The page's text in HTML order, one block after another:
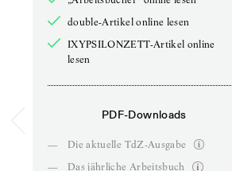
double-Artikel online lesen
IXYPSILONZETT-Artikel online
lesen
PDF-Downloads
—
Die aktuelle TdZ-Ausgabe
—
Das jährliche Arbeitsbuch